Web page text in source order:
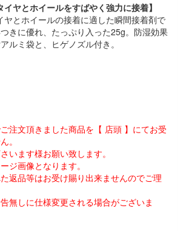
イヤとホイールをすばやく強力に接着】
ヤとホイールの接着に適した瞬間接着剤で
きに優れ、たっぷり入った25g。防湿効果
ルミ袋と、ヒゲノズル付き。
注文頂きました商品を【 店頭 】にてお受
。
います様お願い致します。
ジ画像となります。
返品等はお受け賜り出来ませんのでご理
無しに仕様変更される場合がございま